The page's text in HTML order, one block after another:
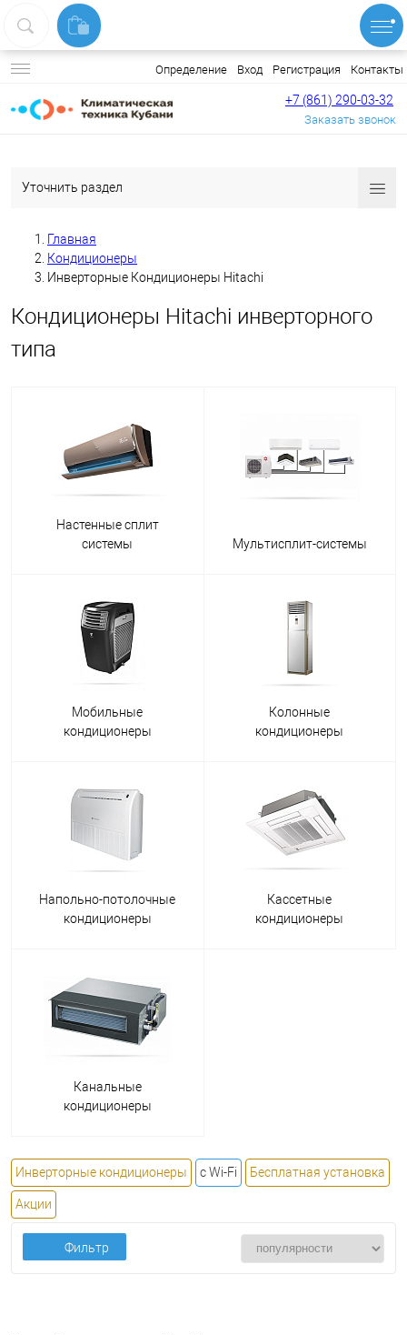
Определение Вход Регистрация Контакты
+7 (861) 290-03-32
Заказать звонок
Уточнить раздел
Главная
Кондиционеры
Инверторные Кондиционеры Hitachi
Кондиционеры Hitachi инверторного
типа
Настенные сплит
системы
Мультисплит-системы
Мобильные
кондиционеры
Колонные
кондиционеры
Напольно-потолочные
кондиционеры
Кассетные
кондиционеры
Канальные
кондиционеры
Инверторные кондиционеры с Wi-Fi Бесплатная установка
Акции
Фильтр